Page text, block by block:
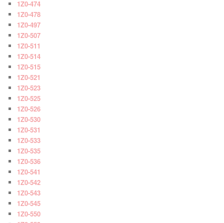
1Z0-474
1Z0-478
1Z0-497
1Z0-507
1Z0-511
1Z0-514
1Z0-515
1Z0-521
1Z0-523
1Z0-525
1Z0-526
1Z0-530
1Z0-531
1Z0-533
1Z0-535
1Z0-536
1Z0-541
1Z0-542
1Z0-543
1Z0-545
1Z0-550